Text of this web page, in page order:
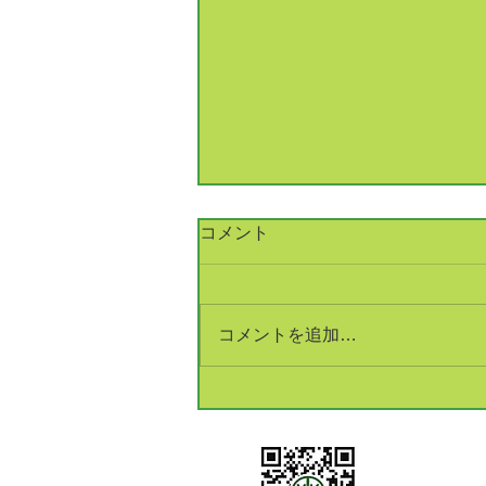
コメント
コメントを追加…